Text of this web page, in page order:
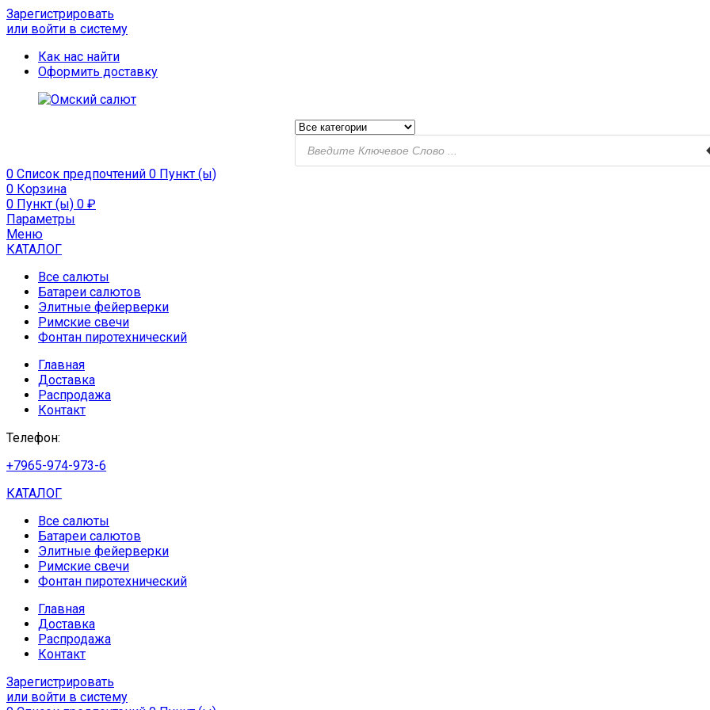
Зарегистрировать
или войти в систему
Как нас найти
Оформить доставку
0 Список предпочтений 0 Пункт (ы)
0 Корзина
0 Пункт (ы) 0 ₽
Параметры
Меню
КАТАЛОГ
Все салюты
Батареи салютов
Элитные фейерверки
Римские свечи
Фонтан пиротехнический
Главная
Доставка
Распродажа
Контакт
Телефон:
+7965-974-973-6
КАТАЛОГ
Все салюты
Батареи салютов
Элитные фейерверки
Римские свечи
Фонтан пиротехнический
Главная
Доставка
Распродажа
Контакт
Зарегистрировать
или войти в систему